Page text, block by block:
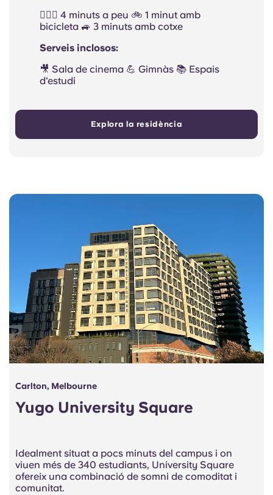
🚶🏻‍♂️ 4 minuts a peu 🚲 1 minut amb
bicicleta 🚙 3 minuts amb cotxe
Serveis inclosos:
🎥 Sala de cinema 💪 Gimnàs 📚 Espais
d'estudi
Explora la residència
Carlton, Melbourne
Yugo University Square
Idealment situat a pocs minuts del campus i on
viuen més de 340 estudiants, University Square
ofereix una combinació de somni de comoditat i
comunitat.